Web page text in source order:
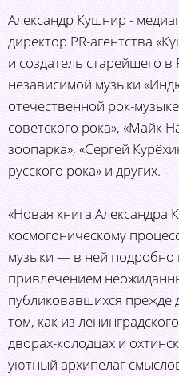
Александр Кушнир -
директор PR-агентства
и создатель старейшего в
независимой музыки
отечественной рок-
советского рока», «Майк
зоопарка», «Сергей
русского рока» и других.
«Новая книга
космогоническому
музыки — в ней подробно
привлечением
публиковавшихся прежде
том, как из
дворах-колодцах и
уютный архипелаг